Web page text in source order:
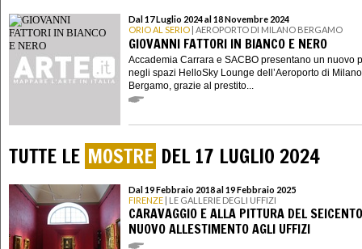
Dal 17 Luglio 2024 al 18 Novembre 2024
ORIO AL SERIO | AEROPORTO DI MILANO BERGAMO
GIOVANNI FATTORI IN BIANCO E NERO
Accademia Carrara e SACBO presentano un nuovo
negli spazi HelloSky Lounge dell’Aeroporto di Milano
Bergamo, grazie al prestito...
TUTTE LE MOSTRE DEL 17 LUGLIO 2024
Dal 19 Febbraio 2018 al 19 Febbraio 2025
FIRENZE | LE GALLERIE DEGLI UFFIZI
CARAVAGGIO E ALLA PITTURA DEL
NUOVO ALLESTIMENTO AGLI UFFIZI